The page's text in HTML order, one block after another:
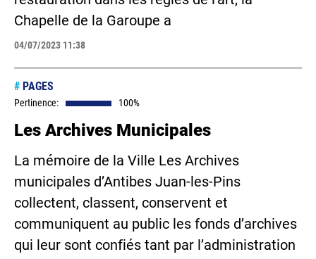
Chapelle de la Garoupe a
04/07/2023 11:38
# PAGES
Pertinence: 100%
Les Archives Municipales
La mémoire de la Ville Les Archives
municipales d’Antibes Juan-les-Pins
collectent, classent, conservent et
communiquent au public les fonds d’archives
qui leur sont confiés tant par l’administration